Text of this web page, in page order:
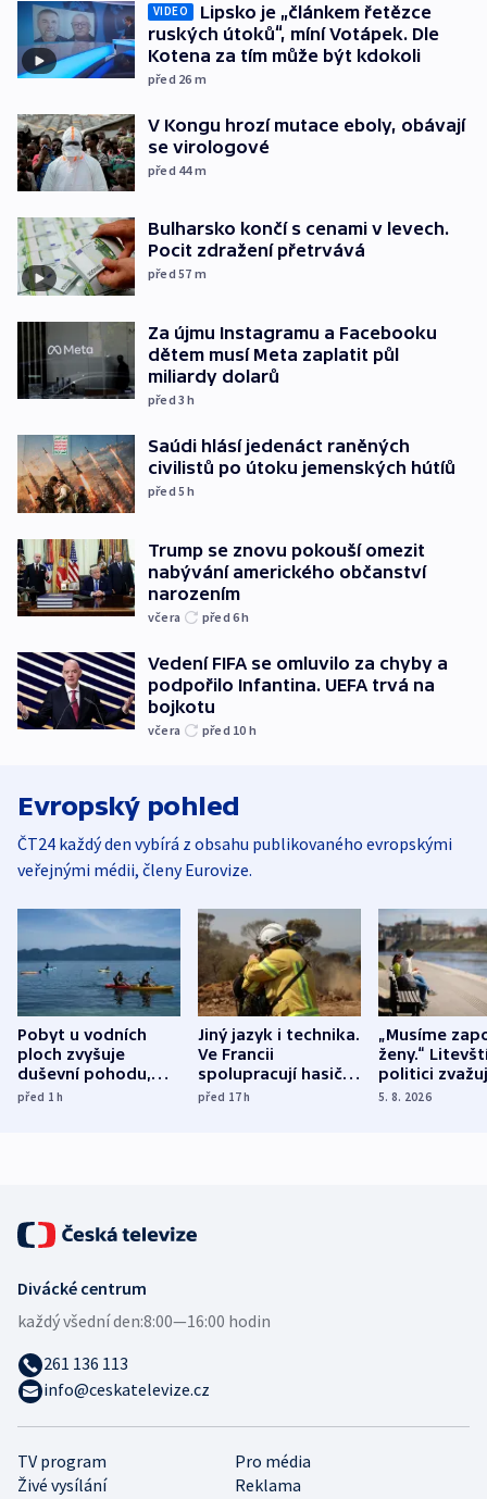
VIDEO
Lipsko je „článkem řetězce
ruských útoků“, míní Votápek. Dle
Kotena za tím může být kdokoli
před 26 m
V Kongu hrozí mutace eboly, obávají
se virologové
před 44m
Bulharsko končí s cenami v levech.
Pocit zdražení přetrvává
před 57 m
Za újmu Instagramu a Facebooku
dětem musí Meta zaplatit půl
miliardy dolarů
před 3h
Saúdi hlásí jedenáct raněných
civilistů po útoku jemenských hútíů
před 5h
Trump se znovu pokouší omezit
nabývání amerického občanství
narozením
včera před 6h
Vedení FIFA se omluvilo za chyby a
podpořilo Infantina. UEFA trvá na
bojkotu
včera před 10 h
Evropský pohled
ČT24 každý den vybírá z obsahu publikovaného evropskými
veřejnými médii, členy Eurovize.
Pobyt u vodních
ploch zvyšuje
duševní pohodu,
ukázala
před 1h
Jiný jazyk i technika.
Ve Francii
spolupracují hasiči z
různých zemí
před 17h
„Musíme
ženy.“
politici
dohodu o
5. 8. 2026
TV program
Pro média
Živé vysílání
Reklama
Divácké centrum
každý všední den:8:00—16:00 hodin
261 136 113
info@ceskatelevize.cz